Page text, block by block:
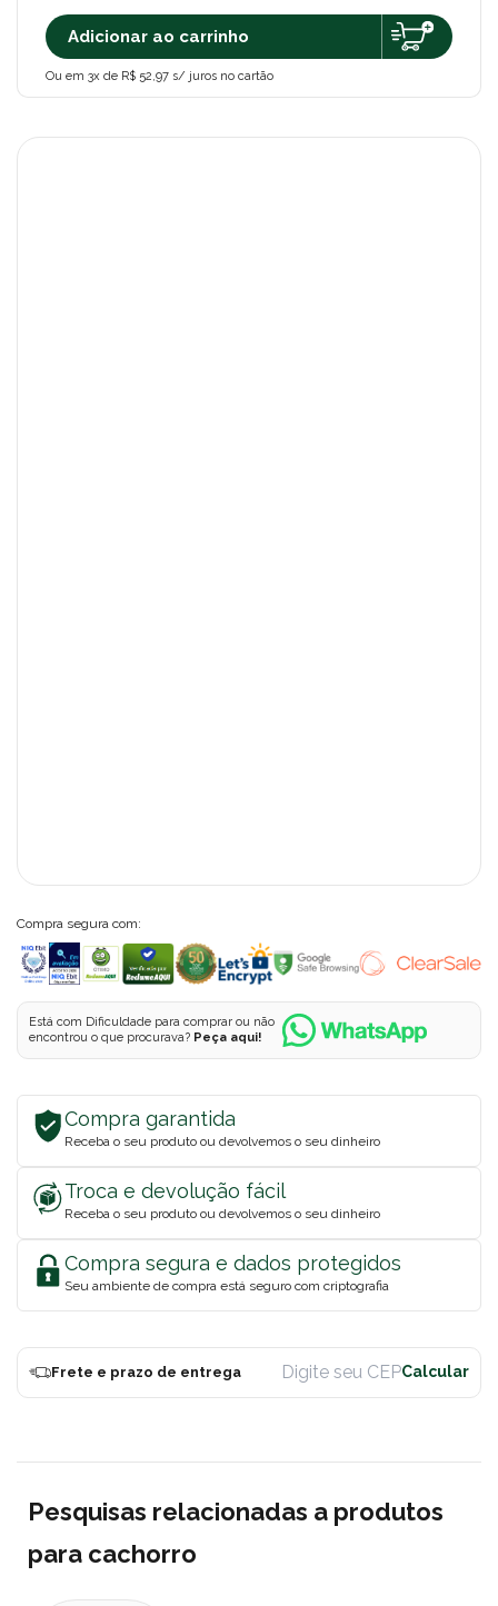
Adicionar ao carrinho
Ou em 3x de R$ 52,97 s/ juros no cartão
Compra segura com:
Está com Dificuldade para comprar ou não
encontrou o que procurava? Peça aqui!
Compra garantida
Receba o seu produto ou devolvemos o seu dinheiro
Troca e devolução fácil
Receba o seu produto ou devolvemos o seu dinheiro
Compra segura e dados protegidos
Seu ambiente de compra está seguro com criptografia
Frete e prazo de entrega
Pesquisas relacionadas a produtos
para cachorro